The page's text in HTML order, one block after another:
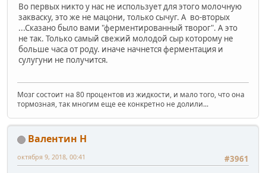
Во первых никто у нас не использует для этого молочную
закваску, это же не мацони, только сычуг. А во-вторых
...Сказано было вами "ферментированный творог". А это
не так. Только самый свежий молодой сыр которому не
больше часа от роду. иначе начнется ферментация и
сулугуни не получится.
Мозг состоит на 80 процентов из жидкости, и мало того, что она
тормозная, так многим еще ее конкретно не долили...
Валентин Н
#3961
октября 9, 2018, 00:41